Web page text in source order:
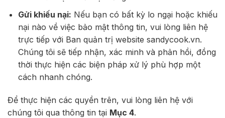
Gửi khiếu nại: Nếu bạn có bất kỳ lo ngại hoặc khiếu
nại nào về việc bảo mật thông tin, vui lòng liên hệ
trực tiếp với Ban quản trị website sandycook.vn.
Chúng tôi sẽ tiếp nhận, xác minh và phản hồi, đồng
thời thực hiện các biện pháp xử lý phù hợp một
cách nhanh chóng.
Để thực hiện các quyền trên, vui lòng liên hệ với
chúng tôi qua thông tin tại Mục 4.